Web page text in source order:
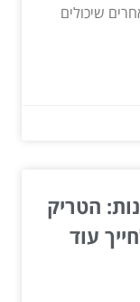
שיכולים
הטריק
עוד